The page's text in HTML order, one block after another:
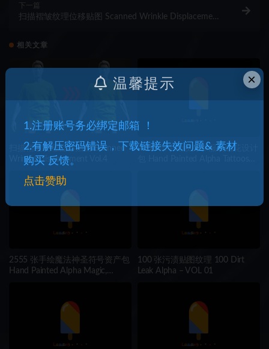
下一篇
扫描褶皱纹理位移贴图 Scanned Wrinkle Displacement
相关文章
扫描褶皱纹理位移贴图 Scanned
Wrinkle Displacement Vol.4
4000 张手绘纹身和服装贴花设计
2555 张手绘魔法神圣符号资产包
Hand Painted Alpha Magic,
100 张污渍贴图纹理 100 Dirt
Leak Alpha – VOL 01
×
温馨提示
1.注册账号务必绑定邮箱 ！
2.有解压密码错误，下载链接失效问题& 素材
购买 反馈。
点击赞助